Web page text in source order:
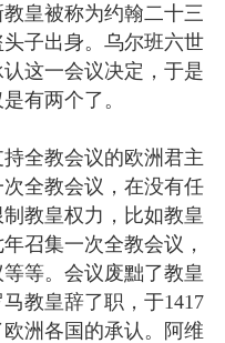
皇被称为约翰二十三
子出身。乌尔班六世
这一会议决定，于是
有两个了。
全教会议的欧洲君主
全教会议，在没有任
教皇权力，比如教皇
召集一次全教会议，
等。会议废黜了教皇
教皇辞了职，于1417
洲各国的承认。阿维